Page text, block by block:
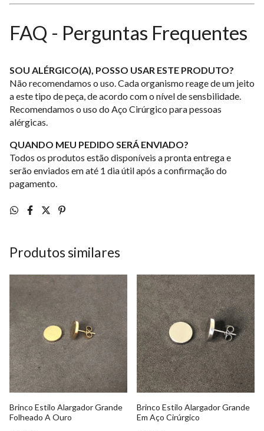
FAQ - Perguntas Frequentes
SOU ALÉRGICO(A), POSSO USAR ESTE PRODUTO?
Não recomendamos o uso. Cada organismo reage de um jeito
a este tipo de peça, de acordo com o nível de sensbilidade.
Recomendamos o uso do Aço Cirúrgico para pessoas
alérgicas.
QUANDO MEU PEDIDO SERÁ ENVIADO?
Todos os produtos estão disponíveis a pronta entrega e
serão enviados em até 1 dia útil após a confirmação do
pagamento.
Produtos similares
Brinco Estilo Alargador Grande
Folheado A Ouro
Brinco Estilo Alargador Grande
Em Aço Cirúrgico